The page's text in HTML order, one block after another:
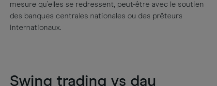
mesure qu'elles se redressent, peut-être avec le soutien
des banques centrales nationales ou des prêteurs
internationaux.
Swing trading vs day